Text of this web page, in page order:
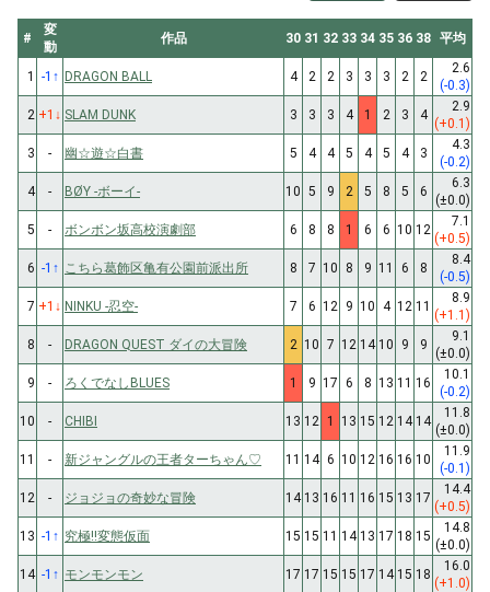
#
変
動
作品 30 31 32 33 34 35 36 38 平均
1 -1 ↑ DRAGON BALL 4 2 2 3 3 3 2 2
2.6
(-0.3)
2 +1 ↓ SLAM DUNK 3 3 3 4 1 2 3 4
2.9
(+0.1)
3
- 幽☆遊☆白書 5 4 4 5 4 5 4 3
4.3
(-0.2)
4
- BØY -ボーイ- 10 5 9 2 5 8 5 6
6.3
(±0.0)
5
- ボンボン坂高校演劇部 6 8 8 1 6 6 10 12
7.1
(+0.5)
6 -1 ↑ こちら葛飾区亀有公園前派出所 8 7 10 8 9 11 6 8
8.4
(-0.5)
7 +1 ↓ NINKU -忍空- 7 6 12 9 10 4 12 11
8.9
(+1.1)
8
- DRAGON QUEST ダイの大冒険 2 10 7 12 14 10 9 9
9.1
(±0.0)
9
- ろくでなしBLUES 1 9 17 6 8 13 11 16
10.1
(-0.2)
10
- CHIBI 13 12 1 13 15 12 14 14
11.8
(±0.0)
11
- 新ジャングルの王者ターちゃん♡ 11 14 6 10 12 16 16 10
11.9
(-0.1)
12
- ジョジョの奇妙な冒険 14 13 16 11 16 15 13 17
14.4
(+0.5)
13 -1 ↑ 究極!!変態仮面 15 15 11 14 13 17 18 15
14.8
(±0.0)
14 -1 ↑ モンモンモン 17 17 15 15 17 14 15 18
16.0
(+1.0)